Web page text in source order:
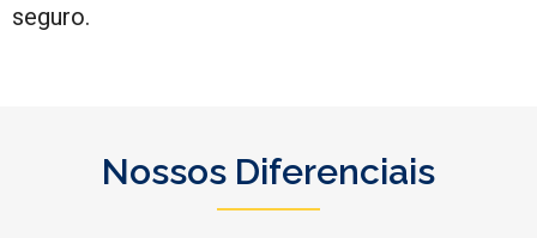
seguro.
Nossos Diferenciais